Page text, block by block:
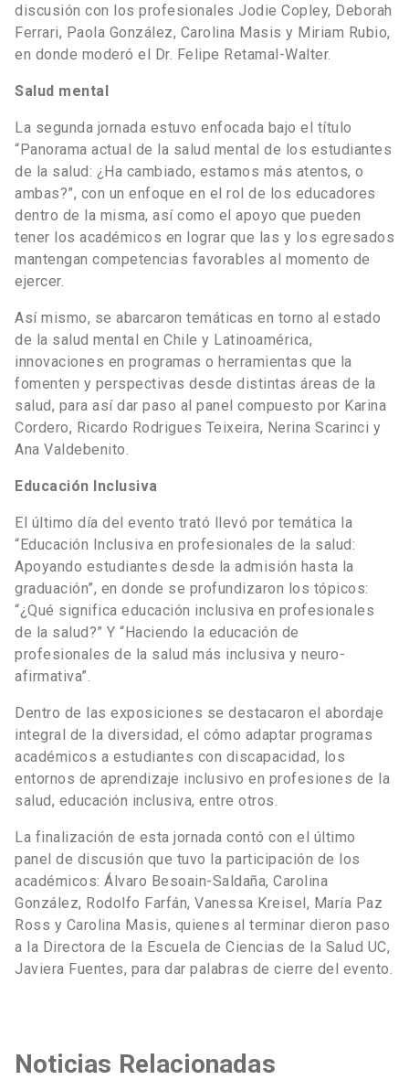
discusión con los profesionales Jodie Copley, Deborah
Ferrari, Paola González, Carolina Masis y Miriam Rubio,
en donde moderó el Dr. Felipe Retamal-Walter.
Salud mental
La segunda jornada estuvo enfocada bajo el título
“Panorama actual de la salud mental de los estudiantes
de la salud: ¿Ha cambiado, estamos más atentos, o
ambas?”, con un enfoque en el rol de los educadores
dentro de la misma, así como el apoyo que pueden
tener los académicos en lograr que las y los egresados
mantengan competencias favorables al momento de
ejercer.
Así mismo, se abarcaron temáticas en torno al estado
de la salud mental en Chile y Latinoamérica,
innovaciones en programas o herramientas que la
fomenten y perspectivas desde distintas áreas de la
salud, para así dar paso al panel compuesto por Karina
Cordero, Ricardo Rodrigues Teixeira, Nerina Scarinci y
Ana Valdebenito.
Educación Inclusiva
El último día del evento trató llevó por temática la
“Educación Inclusiva en profesionales de la salud:
Apoyando estudiantes desde la admisión hasta la
graduación”, en donde se profundizaron los tópicos:
“¿Qué significa educación inclusiva en profesionales
de la salud?” Y “Haciendo la educación de
profesionales de la salud más inclusiva y neuro-
afirmativa”.
Dentro de las exposiciones se destacaron el abordaje
integral de la diversidad, el cómo adaptar programas
académicos a estudiantes con discapacidad, los
entornos de aprendizaje inclusivo en profesiones de la
salud, educación inclusiva, entre otros.
La finalización de esta jornada contó con el último
panel de discusión que tuvo la participación de los
académicos: Álvaro Besoain-Saldaña, Carolina
González, Rodolfo Farfán, Vanessa Kreisel, María Paz
Ross y Carolina Masis, quienes al terminar dieron paso
a la Directora de la Escuela de Ciencias de la Salud UC,
Javiera Fuentes, para dar palabras de cierre del evento.
Noticias Relacionadas